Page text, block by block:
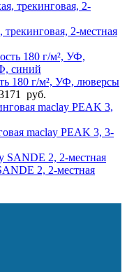
трекинговая, 2-местная
180 г/м², УФ, люверсы
руб.
maclay PEAK 3, 3-
2, 2-местная